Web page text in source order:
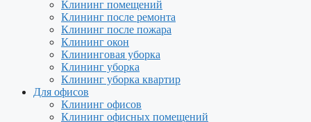
Клининг помещений
Клининг после ремонта
Клининг после пожара
Клининг окон
Клининговая уборка
Клининг уборка
Клининг уборка квартир
Для офисов
Клининг офисов
Клининг офисных помещений